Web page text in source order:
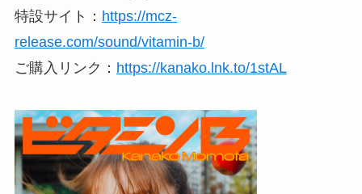
特設サイト： https://mcz-
release.com/sound/vitamin-b/
ご購入リンク： https://kanako.lnk.to/1stAL